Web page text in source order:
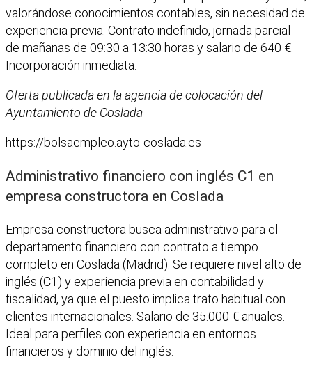
valorándose conocimientos contables, sin necesidad de
experiencia previa. Contrato indefinido, jornada parcial
de mañanas de 09:30 a 13:30 horas y salario de 640 €.
Incorporación inmediata.
Oferta publicada en la agencia de colocación del
Ayuntamiento de Coslada
https://bolsaempleo.ayto-coslada.es
Administrativo financiero con inglés C1 en
empresa constructora en Coslada
Empresa constructora busca administrativo para el
departamento financiero con contrato a tiempo
completo en Coslada (Madrid). Se requiere nivel alto de
inglés (C1) y experiencia previa en contabilidad y
fiscalidad, ya que el puesto implica trato habitual con
clientes internacionales. Salario de 35.000 € anuales.
Ideal para perfiles con experiencia en entornos
financieros y dominio del inglés.